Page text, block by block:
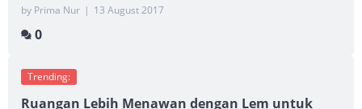
by Prima Nur | 13 August 2017
0
Trending:
Ruangan Lebih Menawan dengan Lem untuk